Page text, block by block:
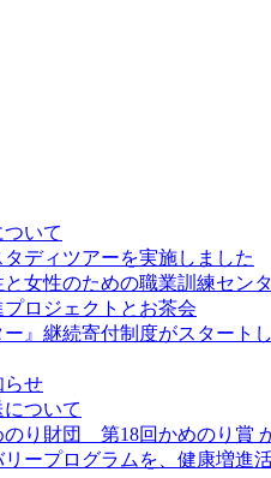
いて
ディツアーを実施しました
女性のための職業訓練セン
ロジェクトとお茶会
ー』継続寄付制度がスタート
らせ
ついて
り財団 第18回かめのり賞
ープログラムを、健康増進